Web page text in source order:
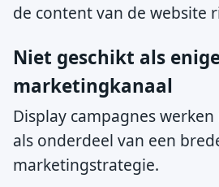
de content van de website
Niet geschikt als
marketingkanaal
Display campagnes
als onderdeel van een
marketingstrategie.